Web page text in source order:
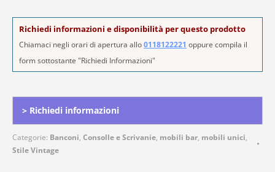
Richiedi informazioni e disponibilità per questo prodotto
Chiamaci negli orari di apertura allo0118122221 oppure compila il
form sottostante "Richiedi Informazioni"
> Richiedi informazioni
Categorie: Banconi, Consolle e Scrivanie, mobili bar, mobili unici,
Stile Vintage